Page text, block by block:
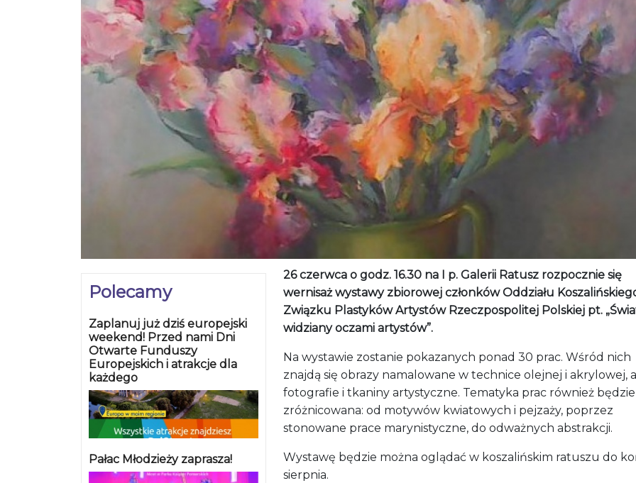
Polecamy
Zaplanuj już dziś europejski
weekend! Przed nami Dni
Otwarte Funduszy
Europejskich i atrakcje dla
każdego
Pałac Młodzieży zaprasza!
26 czerwca o godz. 16.30 na I p. Galerii Ratusz rozpocznie się
wernisaż wystawy zbiorowej członków Oddziału
Związku Plastyków Artystów Rzeczpospolitej Polskiej pt.
widziany oczami artystów”.
Na wystawie zostanie pokazanych ponad 30 prac. Wśród nich
znajdą się obrazy namalowane w technice olejnej i akrylowej,
fotografie i tkaniny artystyczne. Tematyka prac również będzie
zróżnicowana: od motywów kwiatowych i pejzaży, poprzez
stonowane prace marynistyczne, do odważnych abstrakcji.
Wystawę będzie można oglądać w koszalińskim ratuszu do
sierpnia.